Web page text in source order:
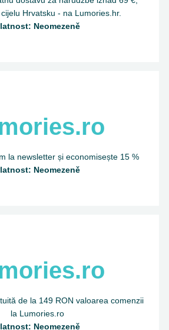
Hrvatsku - na Lumories.hr.
Neomezeně
la newsletter și economisește 15 %
Neomezeně
de la 149 RON valoarea comenzii
la Lumories.ro
Neomezeně